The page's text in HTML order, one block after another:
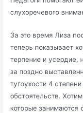
слухоречевого
За это время Лиза
теперь показывает
терпение и усердие,
за поздно
тугоухости 4
обстоятельств.
которые